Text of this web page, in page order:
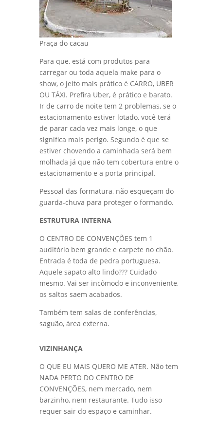
Para que, está com produtos para
carregar ou toda aquela make para o
show, o jeito mais prático é CARRO, UBER
OU TÁXI. Prefira Uber, é prático e barato.
Ir de carro de noite tem 2 problemas, se o
estacionamento estiver lotado, você terá
de parar cada vez mais longe, o que
significa mais perigo. Segundo é que se
estiver chovendo a caminhada será bem
molhada já que não tem cobertura entre o
Pessoal das formatura, não esqueçam do
O CENTRO DE CONVENÇÕES tem 1
auditório bem grande e carpete no chão.
Entrada é toda de pedra portuguesa.
Aquele sapato alto lindo??? Cuidado
mesmo. Vai ser incômodo e inconveniente,
Também tem salas de conferências,
O QUE EU MAIS QUERO ME ATER. Não tem
NADA PERTO DO CENTRO DE
CONVENÇÕES, nem mercado, nem
barzinho, nem restaurante. Tudo isso